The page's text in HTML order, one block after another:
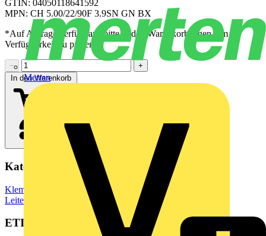
Merten
GTIN: 04050118641592
MPN: CH 5.00/22/90F 3.9SN GN BX
*Auf Anfrage verfügbar - bitte in den Warenkorb legen, um
Verfügbarkeit zu prüfen
−
+
In den Warenkorb
Kategorien
Klemmen, Steckverbinder & Verbindungselemente
Leiterplattensteckverbinder
ETIM Group